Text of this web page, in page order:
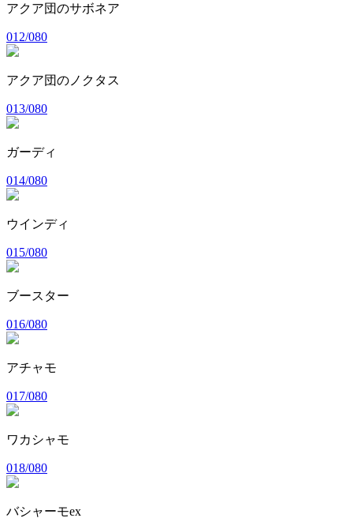
アクア団のサボネア
012/080
アクア団のノクタス
013/080
ガーディ
014/080
ウインディ
015/080
ブースター
016/080
アチャモ
017/080
ワカシャモ
018/080
バシャーモex